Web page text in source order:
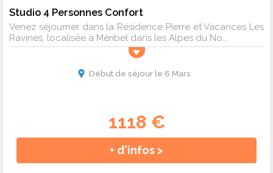
Studio 4 Personnes Confort
Venez séjourner dans la Résidence Pierre et Vacances Les
Ravines, localisée à Méribel dans les Alpes du No...
Début de séjour le 6 Mars
1118 €
+ d'infos >